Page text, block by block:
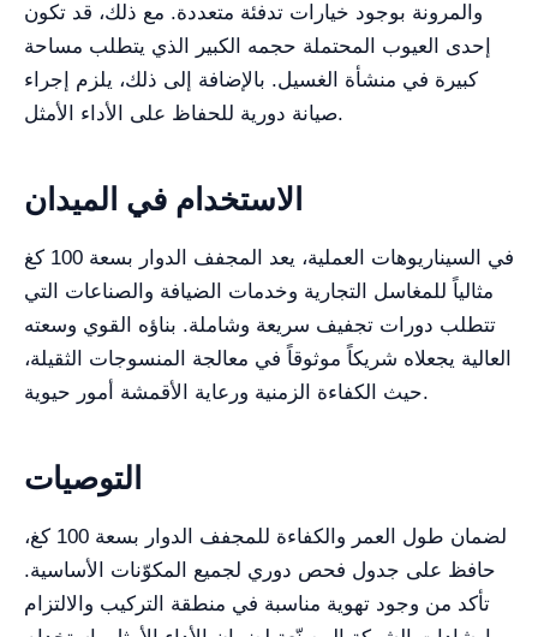
والمرونة بوجود خيارات تدفئة متعددة. مع ذلك، قد تكون
إحدى العيوب المحتملة حجمه الكبير الذي يتطلب مساحة
كبيرة في منشأة الغسيل. بالإضافة إلى ذلك، يلزم إجراء
صيانة دورية للحفاظ على الأداء الأمثل.
الاستخدام في الميدان
في السيناريوهات العملية، يعد المجفف الدوار بسعة 100 كغ
مثالياً للمغاسل التجارية وخدمات الضيافة والصناعات التي
تتطلب دورات تجفيف سريعة وشاملة. بناؤه القوي وسعته
العالية يجعلاه شريكاً موثوقاً في معالجة المنسوجات الثقيلة،
حيث الكفاءة الزمنية ورعاية الأقمشة أمور حيوية.
التوصيات
لضمان طول العمر والكفاءة للمجفف الدوار بسعة 100 كغ،
حافظ على جدول فحص دوري لجميع المكوّنات الأساسية.
تأكد من وجود تهوية مناسبة في منطقة التركيب والالتزام